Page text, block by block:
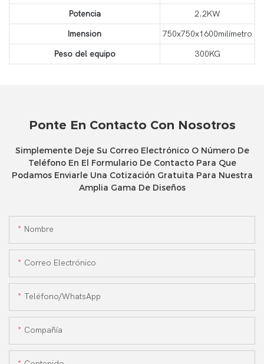
Potencia
2.2KW
Imension
750x750x1600milímetro
Peso del equipo
300KG
Ponte En Contacto Con Nosotros
Simplemente Deje Su Correo Electrónico O Número De
Teléfono En El Formulario De Contacto Para Que
Podamos Enviarle Una Cotización Gratuita Para Nuestra
Amplia Gama De Diseños
Nombre
Correo Electrónico
Teléfono/WhatsApp
Compañía